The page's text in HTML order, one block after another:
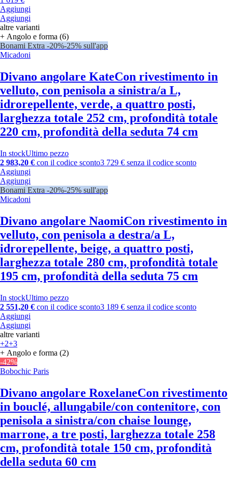
Aggiungi
Aggiungi
altre varianti
+ Angolo e forma (6)
Bonami Extra -20%-25% sull'app
Micadoni
Divano angolare KateCon rivestimento in
velluto, con penisola a sinistra/a L,
idrorepellente, verde, a quattro posti,
larghezza totale 252 cm, profondità totale
220 cm, profondità della seduta 74 cm
In stockUltimo pezzo
2 983,20 € con il codice sconto3 729 € senza il codice sconto
Aggiungi
Aggiungi
Bonami Extra -20%-25% sull'app
Micadoni
Divano angolare NaomiCon rivestimento in
velluto, con penisola a destra/a L,
idrorepellente, beige, a quattro posti,
larghezza totale 280 cm, profondità totale
195 cm, profondità della seduta 75 cm
In stockUltimo pezzo
2 551,20 € con il codice sconto3 189 € senza il codice sconto
Aggiungi
Aggiungi
altre varianti
+2+3
+ Angolo e forma (2)
-42%
Bobochic Paris
Divano angolare RoxelaneCon rivestimento
in bouclé, allungabile/con contenitore, con
penisola a sinistra/con chaise lounge,
marrone, a tre posti, larghezza totale 258
cm, profondità totale 150 cm, profondità
della seduta 60 cm